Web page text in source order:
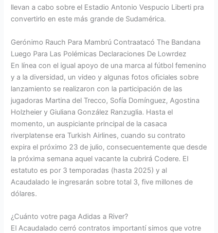
llevan a cabo sobre el Estadio Antonio Vespucio Liberti pra
convertirlo en este más grande de Sudamérica.
Gerónimo Rauch Para Mambrú Contraatacó The Bandana
Luego Para Las Polémicas Declaraciones De Lowrdez
En línea con el igual apoyo de una marca al fútbol femenino
y a la diversidad, un video y algunas fotos oficiales sobre
lanzamiento se realizaron con la participación de las
jugadoras Martina del Trecco, Sofía Domínguez, Agostina
Holzheier y Giuliana González Ranzuglia. Hasta el
momento, un auspiciante principal de la casaca
riverplatense era Turkish Airlines, cuando su contrato
expira el próximo 23 de julio, consecuentemente que desde
la próxima semana aquel vacante la cubrirá Codere. El
estatuto es por 3 temporadas (hasta 2025) y al
Acaudalado le ingresarán sobre total 3, five millones de
dólares.
¿Cuánto votre paga Adidas a River?
El Acaudalado cerró contratos importantí simos que votre